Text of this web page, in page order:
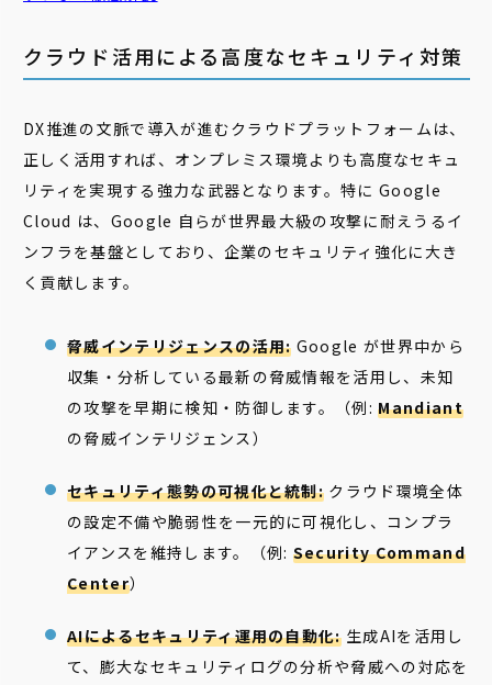
クラウド活用による高度なセキュリティ対策
DX推進の文脈で導入が進むクラウドプラットフォームは、
正しく活用すれば、オンプレミス環境よりも高度なセキュ
リティを実現する強力な武器となります。特に Google
Cloud は、Google 自らが世界最大級の攻撃に耐えうるイ
ンフラを基盤としており、企業のセキュリティ強化に大き
く貢献します。
脅威インテリジェンスの活用: Google が世界中から
収集・分析している最新の脅威情報を活用し、未知
の攻撃を早期に検知・防御します。（例:Mandiant
の脅威インテリジェンス）
セキュリティ態勢の可視化と統制: クラウド環境全体
の設定不備や脆弱性を一元的に可視化し、コンプラ
イアンスを維持します。（例: Security Command
Center）
AIによるセキュリティ運用の自動化:生成AIを活用し
て、膨大なセキュリティログの分析や脅威への対応を